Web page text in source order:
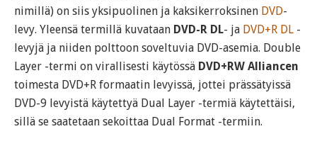
nimillä) on siis yksipuolinen ja kaksikerroksinen DVD-
levy. Yleensä termillä kuvataan DVD-R DL- ja DVD+R DL -
levyjä ja niiden polttoon soveltuvia DVD-asemia. Double
Layer -termi on virallisesti käytössä DVD+RW Alliancen
toimesta DVD+R formaatin levyissä, jottei prässätyissä
DVD-9 levyistä käytettyä Dual Layer -termiä käytettäisi,
sillä se saatetaan sekoittaa Dual Format -termiin.